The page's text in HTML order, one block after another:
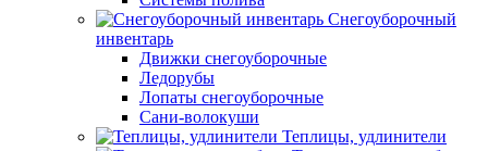
Снегоуборочный
инвентарь
Движки снегоуборочные
Ледорубы
Лопаты снегоуборочные
Сани-волокуши
Теплицы, удлинители